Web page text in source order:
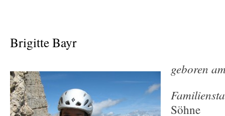
Brigitte Bayr
geboren
Söhne